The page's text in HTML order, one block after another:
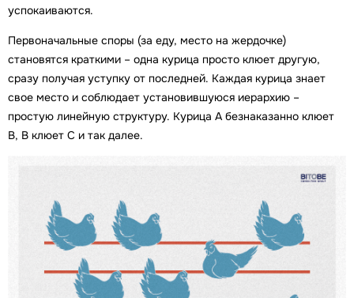
успокаиваются.
Первоначальные споры (за еду, место на жердочке)
становятся краткими – одна курица просто клюет другую,
сразу получая уступку от последней. Каждая курица знает
свое место и соблюдает установившуюся иерархию –
простую линейную структуру. Курица А безнаказанно клюет
B, B клюет C и так далее.